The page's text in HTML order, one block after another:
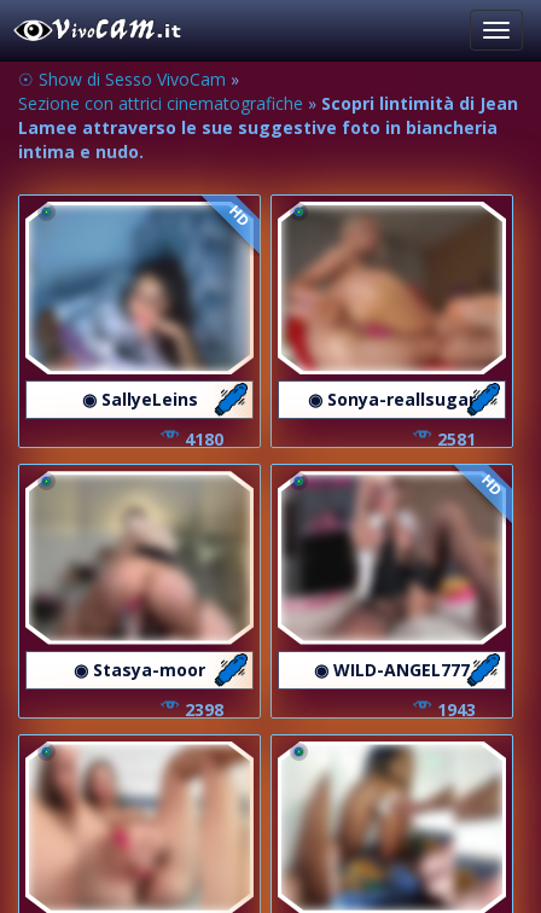
☉ Show di Sesso VivoCam »
Sezione con attrici cinematografiche » Scopri lintimità di Jean
Lamee attraverso le sue suggestive foto in biancheria
intima e nudo.
HD
◉ SallyeLeins
4180
◉ Sonya-reallsugar
2581
◉ Stasya-moor
2398
HD
◉ WILD-ANGEL777
1943